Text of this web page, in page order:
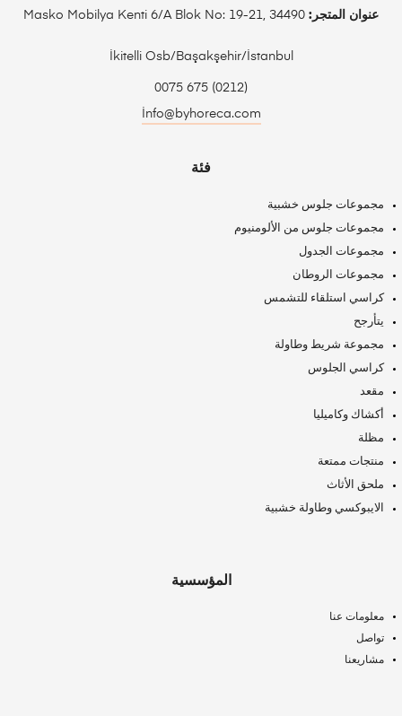
عنوان المتجر:
İkitelli Osb/Başakşehir/İstanbul
(0212) 675 0075
İnfo@byhoreca.com
فئة
مجموعات جلوس خشبية
مجموعات جلوس من الألومنيوم
مجموعات الجدول
مجموعات الروطان
كراسي استلقاء للتشمس
يتأرجح
مجموعة شريط وطاولة
كراسي الجلوس
مقعد
أكشاك وكاميليا
مظلة
منتجات ممتعة
ملحق الأثاث
الايبوكسي وطاولة خشبية
المؤسسية
معلومات عنا
تواصل
مشاريعنا